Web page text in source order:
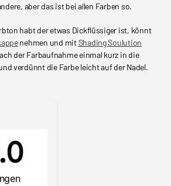
aber das ist bei allen Farben so.
habt der etwas Dickflüssiger ist, könnt
nehmen und mitShading Soulution
der Farbaufnahme einmal kurz in die
verdünnt die Farbe leicht auf der Nadel.